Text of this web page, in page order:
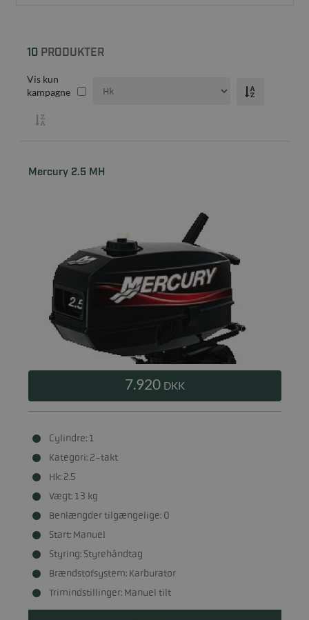
10 PRODUKTER
Vis kun
kampagne
Mercury 2.5 MH
7.920 DKK
Cylindre: 1
Kategori: 2-takt
Hk: 2.5
Vægt: 13 kg
Benlængder tilgængelige: 0
Start: Manuel
Styring: Styrehåndtag
Brændstofsystem: Karburator
Trimindstillinger: Manuel tilt